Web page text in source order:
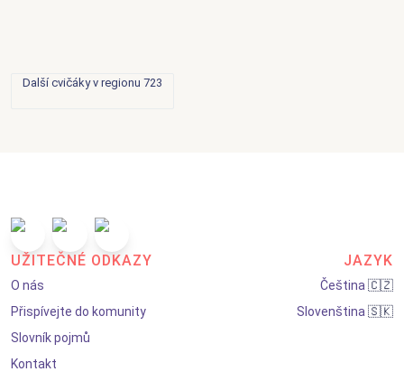
Další cvičáky v regionu 723
UŽITEČNÉ ODKAZY
O nás
Přispívejte do komunity
Slovník pojmů
Kontakt
JAZYK
Čeština🇨🇿
Slovenština🇸🇰